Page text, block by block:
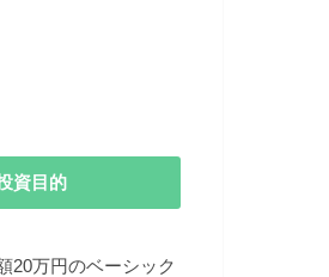
資目的
20万円のベーシック